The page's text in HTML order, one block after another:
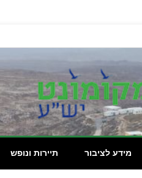
תיירות ונופש מידע לציבור